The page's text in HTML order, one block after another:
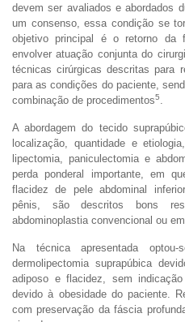
devem ser avaliados e abordados
um consenso, essa condição se
objetivo principal é o retorno da
envolver atuação conjunta do
técnicas cirúrgicas descritas para
para as condições do paciente,
combinação de procedimentos5
A abordagem do tecido
localização, quantidade e
lipectomia, paniculectomia e
perda ponderal importante, em
flacidez de pele abdominal
pênis, são descritos bons
abdominoplastia convencional ou
Na técnica apresentada
dermolipectomia suprapúbica
adiposo e flacidez, sem indicação
devido à obesidade do paciente.
com preservação da fáscia